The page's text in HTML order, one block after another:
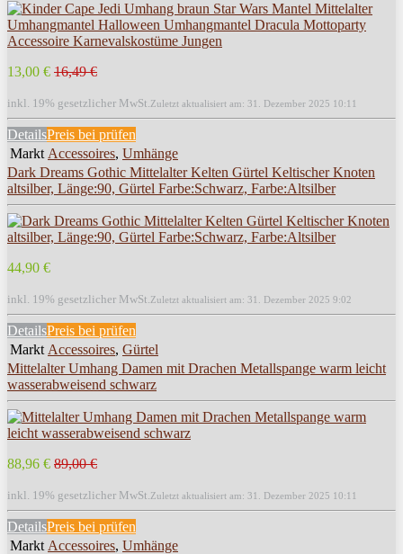
13,00 € 16,49 €
inkl. 19% gesetzlicher MwSt. Zuletzt aktualisiert am: 31. Dezember 2025 10:11
DetailsPreis bei prüfen
Markt Accessoires, Umhänge
Dark Dreams Gothic Mittelalter Kelten Gürtel Keltischer Knoten
altsilber, Länge:90, Gürtel Farbe:Schwarz, Farbe:Altsilber
44,90 €
inkl. 19% gesetzlicher MwSt. Zuletzt aktualisiert am: 31. Dezember 2025 9:02
DetailsPreis bei prüfen
Markt Accessoires, Gürtel
Mittelalter Umhang Damen mit Drachen Metallspange warm leicht
wasserabweisend schwarz
88,96 € 89,00 €
inkl. 19% gesetzlicher MwSt. Zuletzt aktualisiert am: 31. Dezember 2025 10:11
DetailsPreis bei prüfen
Markt Accessoires, Umhänge